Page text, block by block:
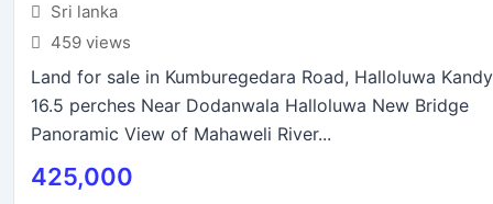
Sri lanka
459 views
Land for sale in Kumburegedara Road, Halloluwa Kandy
16.5 perches Near Dodanwala Halloluwa New Bridge
Panoramic View of Mahaweli River...
425,000